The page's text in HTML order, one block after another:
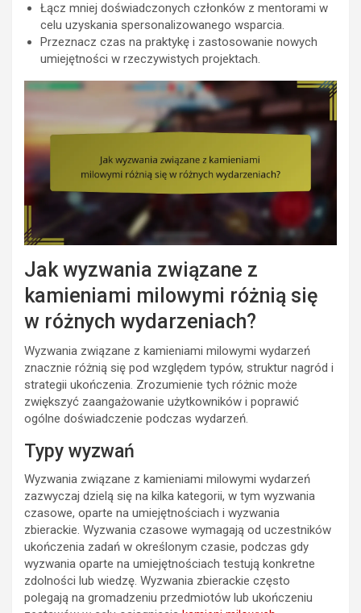
Łącz mniej doświadczonych członków z mentorami w
celu uzyskania spersonalizowanego wsparcia.
Przeznacz czas na praktykę i zastosowanie nowych
umiejętności w rzeczywistych projektach.
Jak wyzwania związane z
kamieniami milowymi różnią się
w różnych wydarzeniach?
Wyzwania związane z kamieniami milowymi wydarzeń
znacznie różnią się pod względem typów, struktur nagród i
strategii ukończenia. Zrozumienie tych różnic może
zwiększyć zaangażowanie użytkowników i poprawić
ogólne doświadczenie podczas wydarzeń.
Typy wyzwań
Wyzwania związane z kamieniami milowymi wydarzeń
zazwyczaj dzielą się na kilka kategorii, w tym wyzwania
czasowe, oparte na umiejętnościach i wyzwania
zbierackie. Wyzwania czasowe wymagają od uczestników
ukończenia zadań w określonym czasie, podczas gdy
wyzwania oparte na umiejętnościach testują konkretne
zdolności lub wiedzę. Wyzwania zbierackie często
polegają na gromadzeniu przedmiotów lub ukończeniu